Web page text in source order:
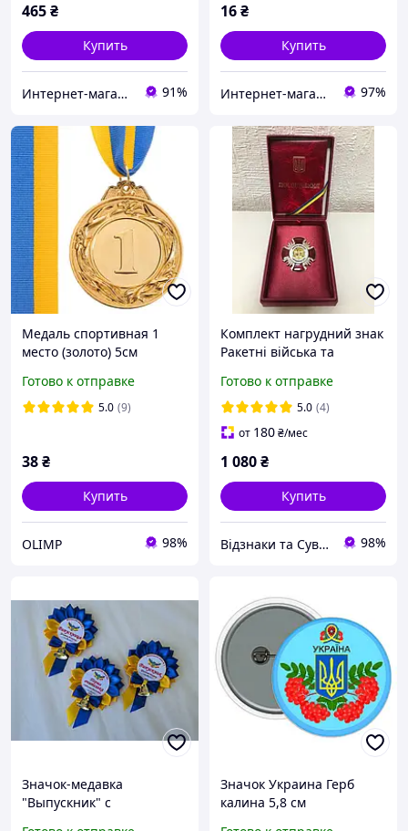
465₴
Купить
Интернет-магазин "ЕXCLUSIVE" 91%
16₴
Купить
Интернет-магазин "Ксюша" 97%
Медаль спортивная 1
место (золото) 5см
Готово к отправке
5.0 (9)
38₴
Купить
OLIMP 98%
Комплект нагрудний знак
Ракетні війська та
посвідчення
Готово к отправке
5.0 (4)
от 180₴/мес
1 080₴
Купить
Відзнаки та Сувеніри 98%
Значок-медавка
"Выпускник" с
Значок Украина Герб
калина 5,8 см